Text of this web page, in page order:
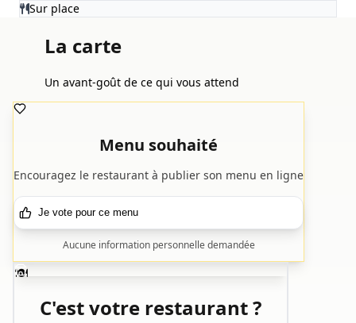
Sur place
La carte
Un avant-goût de ce qui vous attend
Menu souhaité
Encouragez le restaurant à publier son menu en ligne
Je vote pour ce menu
Aucune information personnelle demandée
🍽️
C'est votre restaurant ?